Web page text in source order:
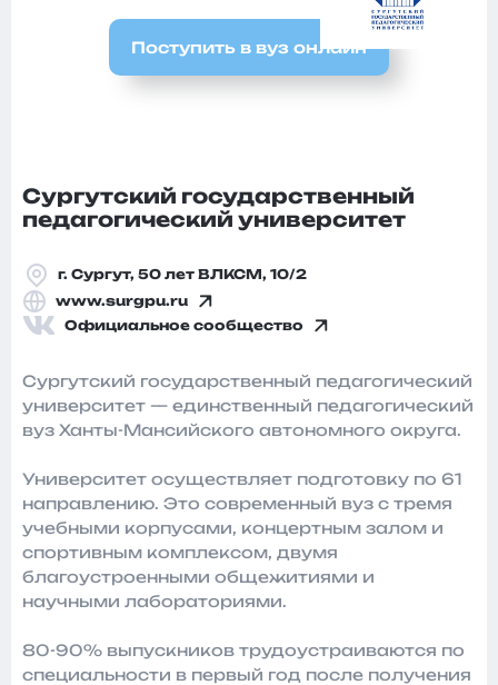
Поступить в вуз онлайн
Сургутский государственный
педагогический университет
г. Сургут, 50 лет ВЛКСМ, 10/2
www.surgpu.ru
Официальное сообщество
Сургутский государственный педагогический
университет — единственный педагогический
вуз Ханты-Мансийского автономного округа.
Университет осуществляет подготовку по 61
направлению. Это современный вуз с тремя
учебными корпусами, концертным залом и
спортивным комплексом, двумя
благоустроенными общежитиями и
научными лабораториями.
80-90% выпускников трудоустраиваются по
специальности в первый год после получения